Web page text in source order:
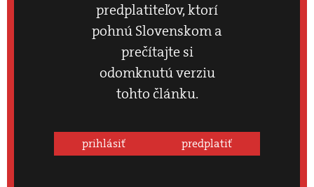
predplatiteľov, ktorí
pohnú Slovenskom a
prečítajte si
odomknutú verziu
tohto článku.
prihlásiť predplatiť